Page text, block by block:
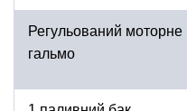
Регульований моторне
гальмо